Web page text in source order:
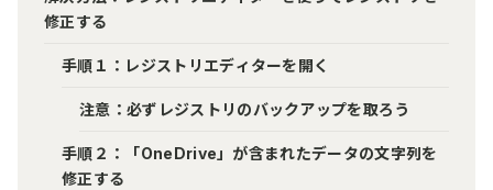
修正する
手順１：レジストリエディターを開く
注意：必ずレジストリのバックアップを取ろう
手順２：「OneDrive」が含まれたデータの文字列を
修正する